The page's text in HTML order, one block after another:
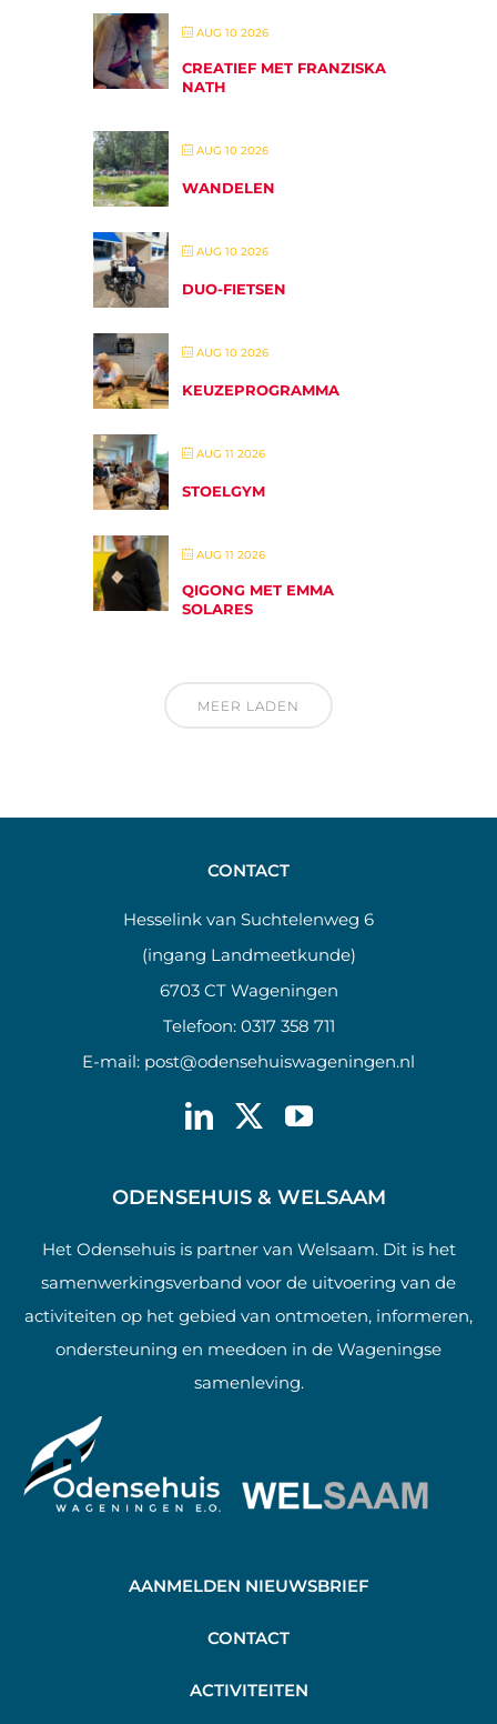
AUG 10 2026
CREATIEF MET FRANZISKA
NATH
AUG 10 2026
WANDELEN
AUG 10 2026
DUO-FIETSEN
AUG 10 2026
KEUZEPROGRAMMA
AUG 11 2026
STOELGYM
AUG 11 2026
QIGONG MET EMMA
SOLARES
MEER LADEN
CONTACT
Hesselink van Suchtelenweg 6
(ingang Landmeetkunde)
6703 CT Wageningen
Telefoon: 0317 358 711
E-mail: post@odensehuiswageningen.nl
ODENSEHUIS & WELSAAM
Het Odensehuis is partner van Welsaam. Dit is het
samenwerkingsverband voor de uitvoering van de
activiteiten op het gebied van ontmoeten, informeren,
ondersteuning en meedoen in de Wageningse
samenleving.
AANMELDEN NIEUWSBRIEF
CONTACT
ACTIVITEITEN